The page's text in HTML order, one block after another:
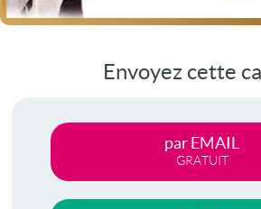
Envoyez cette
par EMAIL
GRATUIT